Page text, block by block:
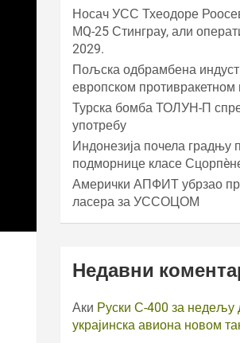
Носач УСС Тхеодоре
МQ-25 Стинграy, али
2029.
Пољска одбрамбена
европском противракетном
Турска бомба ТОЛУН-П
употребу
Индонезија почела градњу
подморнице класе
Амерички АПФИТ убрзао
ласера за УССОЦОМ
Недавни
Аки Руски С-400 за недељу
украјинска авиона новом